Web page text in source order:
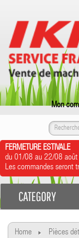
Mon
FERMETURE ESTIVALE
du 01/08 au 22/08 août
Les commandes seront
CATEGORY
Home Pièces